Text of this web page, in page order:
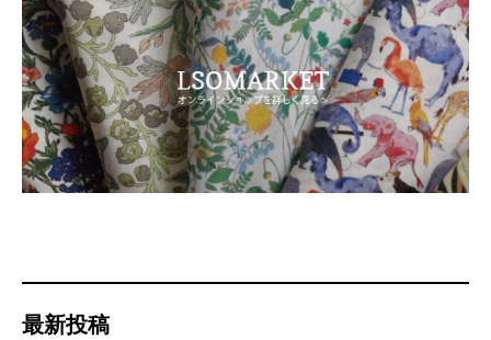
最新投稿